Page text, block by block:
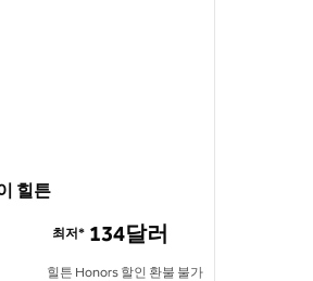
힐튼
최저* 134달러
힐튼 Honors 할인 환불 불가